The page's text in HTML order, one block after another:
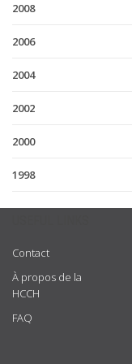
2008
2006
2004
2002
2000
1998
Contact
À propos de la
HCCH
FAQ